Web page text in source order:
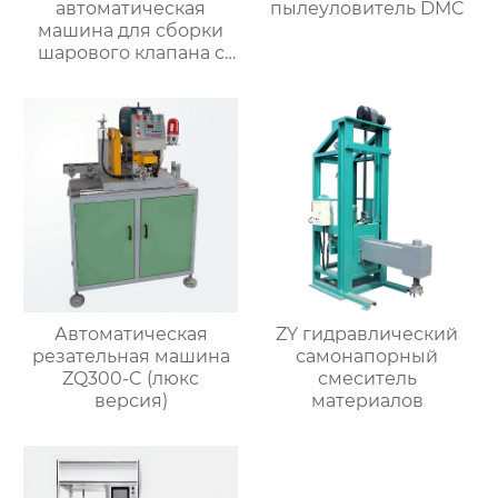
автоматическая
машина для сборки
шарового клапана с
пылеуловитель DMC
Автоматическая
резательная машина
ZQ300-C (люкс
версия)
ZY гидравлический
самонапорный
смеситель
материалов